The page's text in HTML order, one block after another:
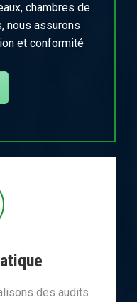
chambres de
nous assurons
et conformité
des audits